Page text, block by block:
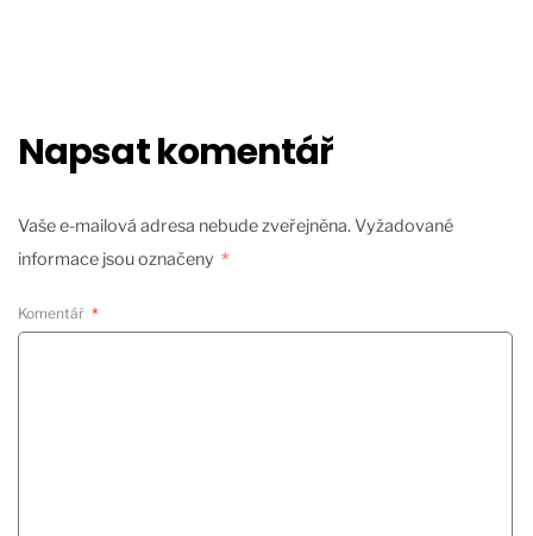
Napsat komentář
Vaše e-mailová adresa nebude zveřejněna.Vyžadované
informace jsou označeny *
Komentář *